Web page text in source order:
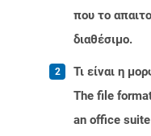
που το
διαθέσιμο.
Τι είναι η
The file
an office